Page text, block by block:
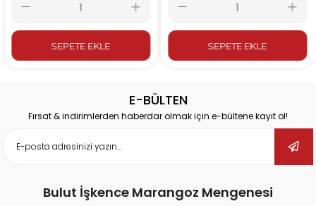
A-L
SEPETE EKLE
A-L
SEPETE EKLE
E-BÜLTEN
Fırsat & indirimlerden haberdar olmak için e-bültene kayıt ol!
Bulut İşkence Marangoz Mengenesi